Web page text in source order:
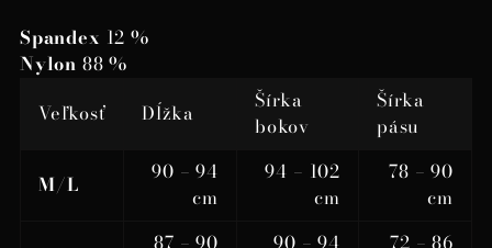
Spandex 12 %
Nylon 88 %
Veľkosť
Dĺžka
Šírka
bokov
Šírka
pásu
M/L
90 – 94
cm
94 – 102
cm
78 – 90
cm